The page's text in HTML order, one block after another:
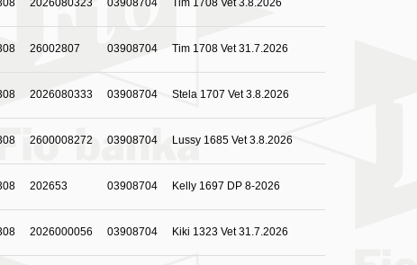
26002807 03908704 Tim 1708 Vet 31.7.2026
2026080333 03908704 Stela 1707 Vet 3.8.2026
2600008272 03908704 Lussy 1685 Vet 3.8.2026
202653 03908704 Kelly 1697 DP 8-2026
2026000056 03908704 Kiki 1323 Vet 31.7.2026